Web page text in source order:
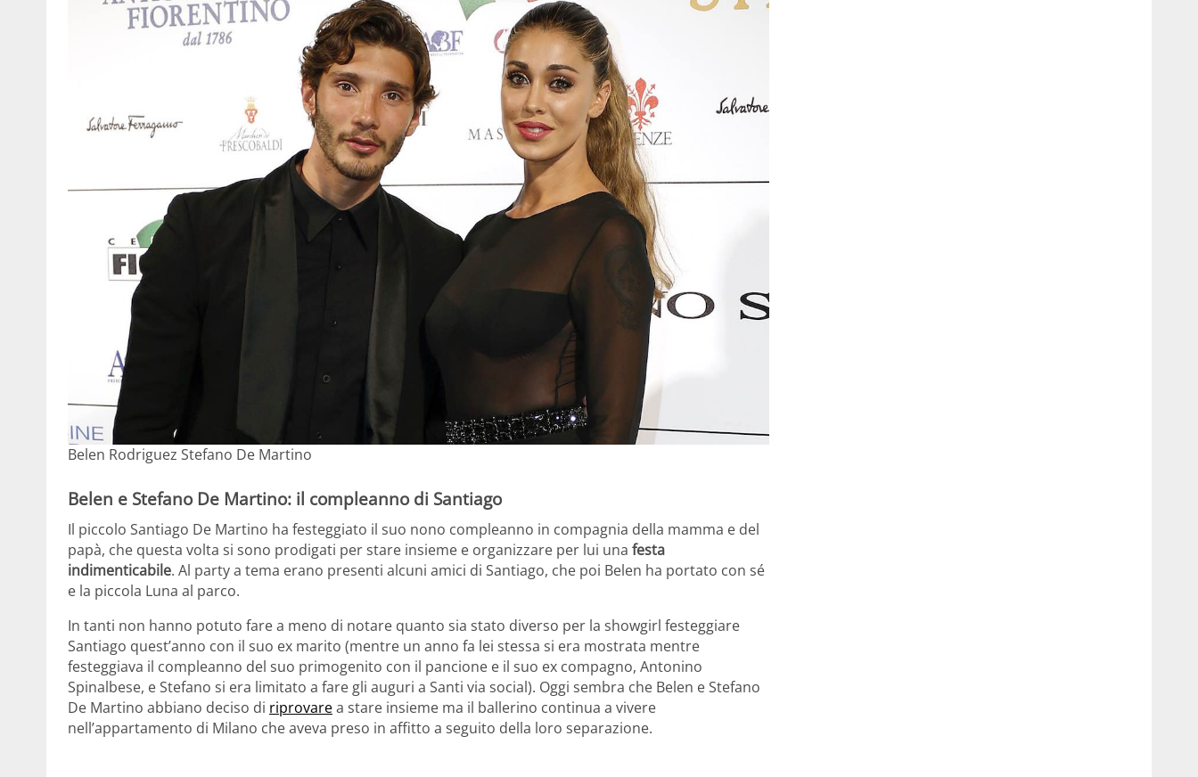
Belen Rodriguez Stefano De Martino
Belen e Stefano De Martino: il compleanno di Santiago
Il piccolo Santiago De Martino ha festeggiato il suo nono compleanno in compagnia della mamma e del
papà, che questa volta si sono prodigati per stare insieme e organizzare per lui una festa
indimenticabile. Al party a tema erano presenti alcuni amici di Santiago, che poi Belen ha portato con sé
e la piccola Luna al parco.
In tanti non hanno potuto fare a meno di notare quanto sia stato diverso per la showgirl festeggiare
Santiago quest’anno con il suo ex marito (mentre un anno fa lei stessa si era mostrata mentre
festeggiava il compleanno del suo primogenito con il pancione e il suo ex compagno, Antonino
Spinalbese, e Stefano si era limitato a fare gli auguri a Santi via social). Oggi sembra che Belen e Stefano
De Martino abbiano deciso di riprovarea stare insieme ma il ballerino continua a vivere
nell’appartamento di Milano che aveva preso in affitto a seguito della loro separazione.